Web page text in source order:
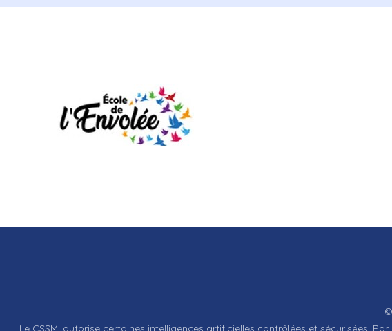
Le CSSMI autorise certaines intelligences artificielles contrôlées et sécurisées.